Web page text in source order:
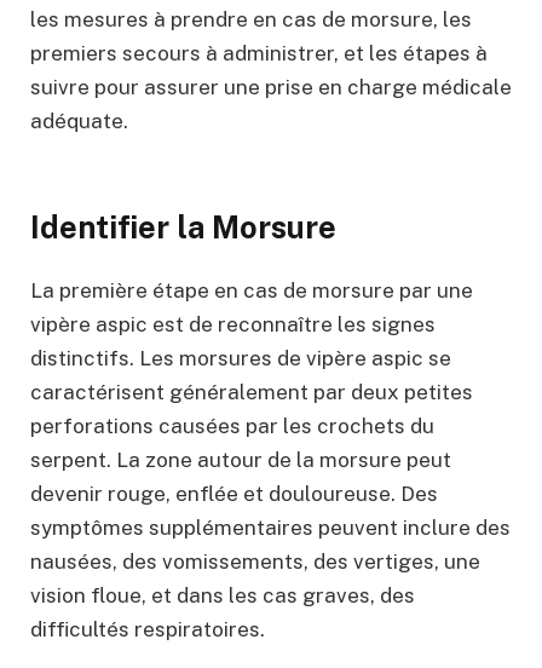
les mesures à prendre en cas de morsure, les
premiers secours à administrer, et les étapes à
suivre pour assurer une prise en charge médicale
adéquate.
Identifier la Morsure
La première étape en cas de morsure par une
vipère aspic est de reconnaître les signes
distinctifs. Les morsures de vipère aspic se
caractérisent généralement par deux petites
perforations causées par les crochets du
serpent. La zone autour de la morsure peut
devenir rouge, enflée et douloureuse. Des
symptômes supplémentaires peuvent inclure des
nausées, des vomissements, des vertiges, une
vision floue, et dans les cas graves, des
difficultés respiratoires.